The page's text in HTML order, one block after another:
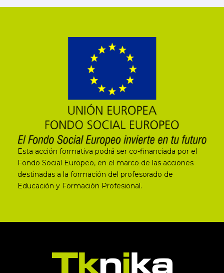
Esta acción formativa podrá ser co-financiada por el
Fondo Social Europeo, en el marco de las acciones
destinadas a la formación del profesorado de
Educación y Formación Profesional.